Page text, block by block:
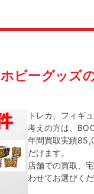
ホビーグッズ
トレカ、フィギ
考えの方は、
年間買取実績
だけます。
店舗での買取、
わせてお選びくだ